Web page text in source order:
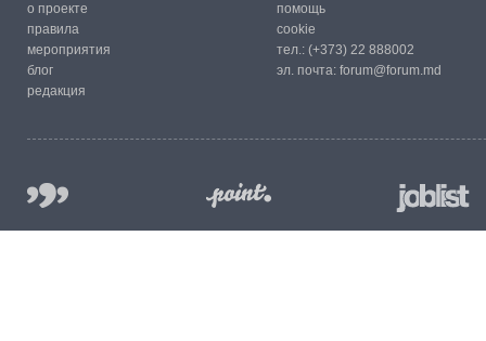
о проекте
правила
мероприятия
блог
редакция
помощь
cookie
тел.: (+373) 22 888002
эл. почта: forum@forum.md